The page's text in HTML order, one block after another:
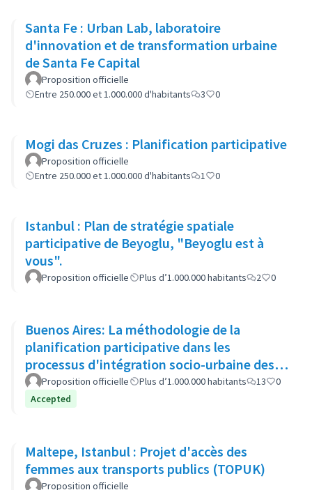
Santa Fe : Urban Lab, laboratoire
d'innovation et de transformation urbaine
de Santa Fe Capital
Proposition officielle
Entre 250.000 et 1.000.000 d'habitants
3 0
Mogi das Cruzes : Planification participative
Proposition officielle
Entre 250.000 et 1.000.000 d'habitants
1 0
Istanbul : Plan de stratégie spatiale
participative de Beyoglu, "Beyoglu est à
vous".
Proposition officielle Plus d’1.000.000 habitants 2 0
Buenos Aires: La méthodologie de la
planification participative dans les
processus d'intégration socio-urbaine des
quartiers populaires
Proposition officielle Plus d’1.000.000 habitants 13
0
Accepted
Maltepe, Istanbul : Projet d'accès des
femmes aux transports publics (TOPUK)
Proposition officielle